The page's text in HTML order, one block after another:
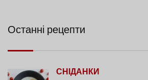
Останні рецепти
СНІДАНКИ